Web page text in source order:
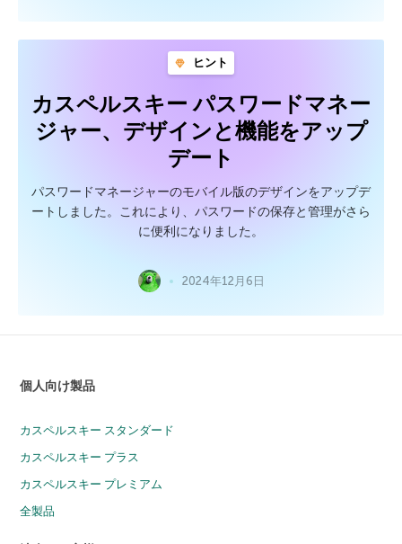
ヒント
カスペルスキー パスワードマネー
ジャー、デザインと機能をアップ
デート
パスワードマネージャーのモバイル版のデザインをアップデ
ートしました。これにより、パスワードの保存と管理がさら
に便利になりました。
2024年12月6日
個人向け製品
カスペルスキー スタンダード
カスペルスキー プラス
カスペルスキー プレミアム
全製品